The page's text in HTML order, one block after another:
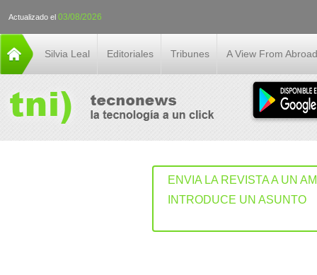
Actualizado el 03/08/2026
Silvia Leal Editoriales Tribunes A View From Abroad
ENVIA LA REVISTA A UN
INTRODUCE UN ASUNTO